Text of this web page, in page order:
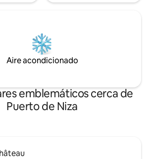
Aire acondicionado
emblemáticos cerca de
Puerto de Niza